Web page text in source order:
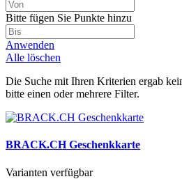
Bitte fügen Sie Punkte hinzu
Anwenden
Alle löschen
Die Suche mit Ihren Kriterien ergab
bitte einen oder mehrere Filter.
BRACK.CH Geschenkkarte
Varianten verfügbar